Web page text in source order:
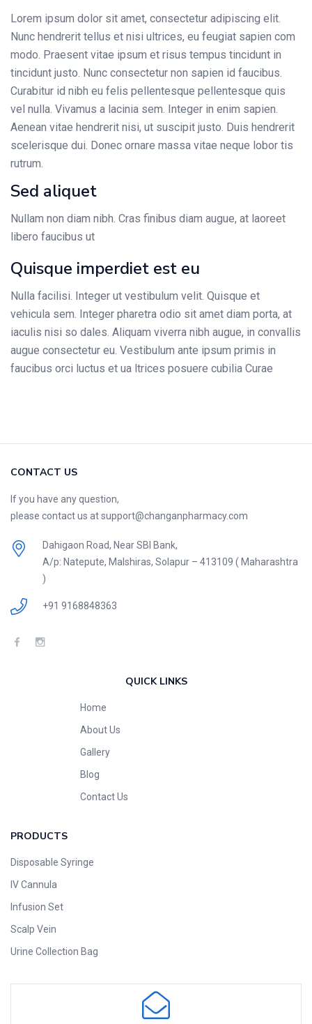
Lorem ipsum dolor sit amet, consectetur adipiscing elit.
Nunc hendrerit tellus et nisi ultrices, eu feugiat sapien com
modo. Praesent vitae ipsum et risus tempus tincidunt in
tincidunt justo. Nunc consectetur non sapien id faucibus.
Curabitur id nibh eu felis pellentesque pellentesque quis
vel nulla. Vivamus a lacinia sem. Integer in enim sapien.
Aenean vitae hendrerit nisi, ut suscipit justo. Duis hendrerit
scelerisque dui. Donec ornare massa vitae neque lobor tis
rutrum.
Sed aliquet
Nullam non diam nibh. Cras finibus diam augue, at laoreet
libero faucibus ut
Quisque imperdiet est eu
Nulla facilisi. Integer ut vestibulum velit. Quisque et
vehicula sem. Integer pharetra odio sit amet diam porta, at
iaculis nisi so dales. Aliquam viverra nibh augue, in convallis
augue consectetur eu. Vestibulum ante ipsum primis in
faucibus orci luctus et ua ltrices posuere cubilia Curae
CONTACT US
If you have any question,
please contact us at support@changanpharmacy.com
Dahigaon Road, Near SBI Bank,
A/p: Natepute, Malshiras, Solapur – 413109 ( Maharashtra
)
+91 9168848363
QUICK LINKS
Home
About Us
Gallery
Blog
Contact Us
PRODUCTS
Disposable Syringe
IV Cannula
Infusion Set
Scalp Vein
Urine Collection Bag